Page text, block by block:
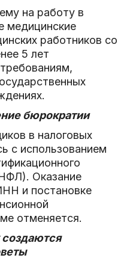
на работу в
медицинские
работников со
5 лет
бюрократии
в налоговых
с использованием
Оказание
и постановке
отменяется.
создаются